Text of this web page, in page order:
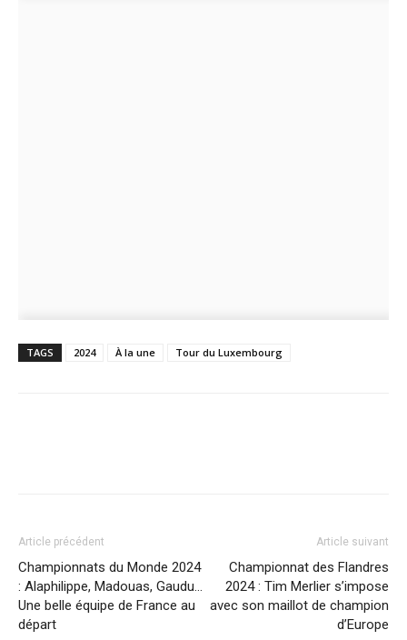
TAGS 2024 À la une Tour du Luxembourg
Article précédent
Championnats du Monde 2024
: Alaphilippe, Madouas, Gaudu…
Une belle équipe de France au
départ
Article suivant
Championnat des Flandres
2024 : Tim Merlier s’impose
avec son maillot de champion
d’Europe